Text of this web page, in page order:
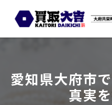
愛知県大府市
真実